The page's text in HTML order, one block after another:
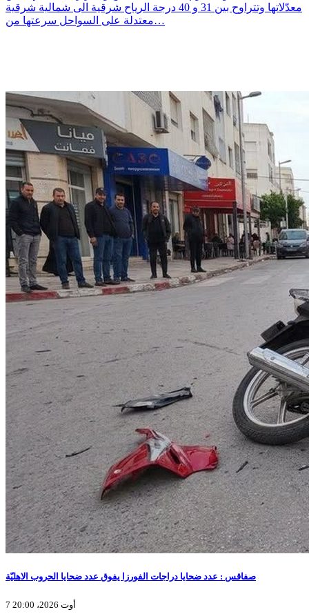
معدّلاتها وتتراوح بين 31 و 40 درجة الرياح شرقية الى شمالية شرقية
معتدلة على السواحل سرعتها من…
صفاقس : عدد ضحايا دراجات الفورزا يفوق عدد ضحايا الحروب الاهليّة
7 أوت 2026، 20:00